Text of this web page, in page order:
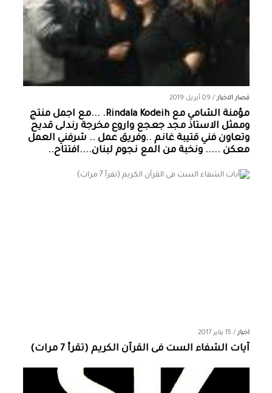
قصار الاخبار/ 09 أبريل 2019
مؤمنة الشامي‏ مع ‏‎Rindala Kodeih‎‏. ...مع اجمل منتج
وممثل الاستاذ مجد جعجع واروع مخرجة رندلى قديح
وتعاون فني قتيبة غانم ..وفريق عمل .. شرفني العمل
معكن ..... ونخبة من المع نجوم لبنان....افتتاح..
اخبار/ 15 يناير 2017
آيات الشفاء الست فى القرآن الكريم (تقرأ 7 مرات)